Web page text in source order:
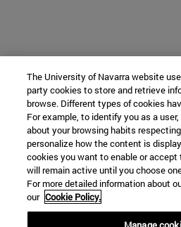
The University of Navarra website
party cookies to store and retrieve
browse. Different types of cookies
For example, to identify you as a
about your browsing habits
personalize how the content is
cookies you want to enable or accept
will remain active until you choose
For more detailed information about
our Cookie Policy.